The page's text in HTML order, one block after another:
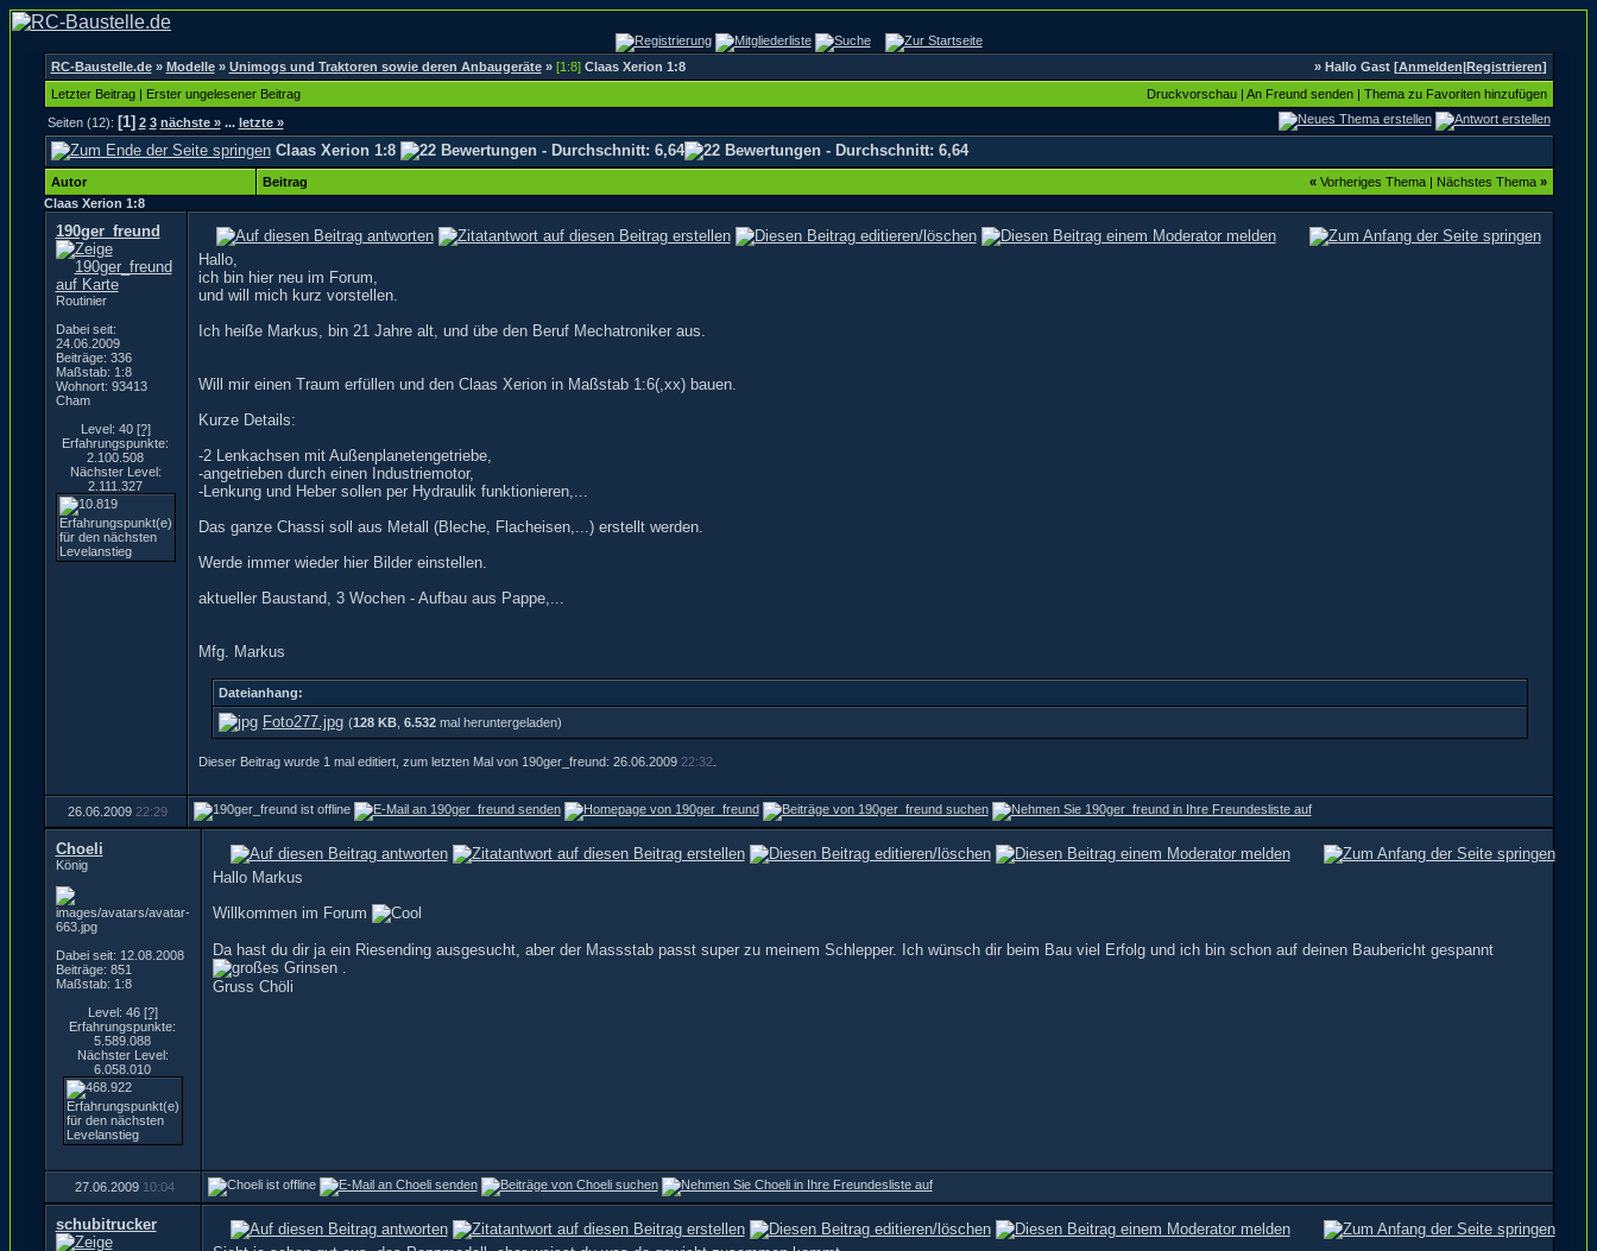
RC-Baustelle.de» Modelle» Unimogs und Traktoren sowie deren Anbaugeräte» [1:8] Claas Xerion 1:8 » Hallo Gast [Anmelden|Registrieren]
Letzter Beitrag| Erster ungelesener Beitrag Druckvorschau| An Freund senden| Thema zu Favoriten hinzufügen
Seiten (12): [1] 2 3 nächste » ... letzte »
Claas Xerion 1:8
Autor Beitrag « Vorheriges Thema| Nächstes Thema »
Claas Xerion 1:8
190ger_freund
Routinier
Dabei seit:
24.06.2009
Beiträge: 336
Maßstab: 1:8
Wohnort: 93413
Cham
Level: 40 [?]
Erfahrungspunkte:
2.100.508
Nächster Level:
2.111.327
Hallo,
ich bin hier neu im Forum,
und will mich kurz vorstellen.
Ich heiße Markus, bin 21 Jahre alt, und übe den Beruf Mechatroniker aus.
Will mir einen Traum erfüllen und den Claas Xerion in Maßstab 1:6(,xx) bauen.
Kurze Details:
-2 Lenkachsen mit Außenplanetengetriebe,
-angetrieben durch einen Industriemotor,
-Lenkung und Heber sollen per Hydraulik funktionieren,...
Das ganze Chassi soll aus Metall (Bleche, Flacheisen,...) erstellt werden.
Werde immer wieder hier Bilder einstellen.
aktueller Baustand, 3 Wochen - Aufbau aus Pappe,...
Mfg. Markus
Dateianhang:
Foto277.jpg (128 KB 6.532 mal heruntergeladen)
Dieser Beitrag wurde 1 mal editiert, zum letzten Mal von 190ger_freund: 26.06.2009 22:32.
26.06.2009 22:29
Choeli
König
Dabei seit: 12.08.2008
Beiträge: 851
Maßstab: 1:8
Level: 46 [?]
Erfahrungspunkte:
5.589.088
Nächster Level:
6.058.010
Hallo Markus
Willkommen im Forum
Da hast du dir ja ein Riesending ausgesucht, aber der Massstab passt super zu meinem Schlepper. Ich wünsch dir beim Bau viel Erfolg und ich bin schon auf deinen Baubericht gespannt
.
Gruss Chöli
27.06.2009 10:04
schubitrucker